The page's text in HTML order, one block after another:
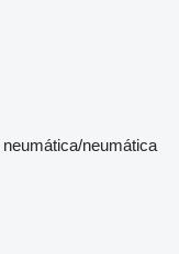
neumática/neumática